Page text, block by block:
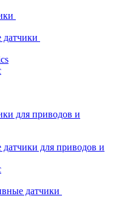
для приводов и
для приводов и
датчики